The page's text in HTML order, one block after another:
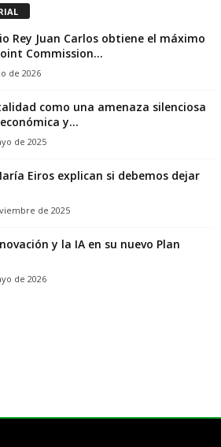
Rey Juan Carlos obtiene el máximo
Commission...
de 2026
como una amenaza silenciosa
y...
de 2025
Eiros explican si debemos dejar
de 2025
y la IA en su nuevo Plan
de 2026